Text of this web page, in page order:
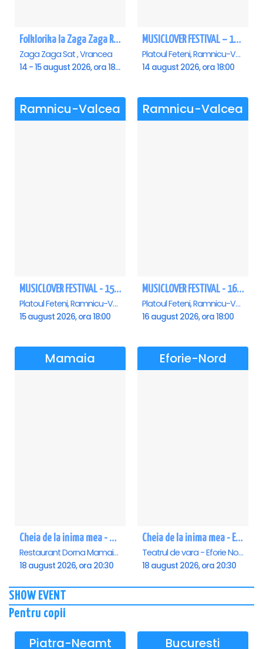
Folklorika la Zaga Zaga Resort
Zaga Zaga Sat , Vrancea
14 - 15 august 2026, ora 18:00
MUSICLOVER FESTIVAL – 14 August – Puya, Johny Romano, Shift, Badd G, DJ Matei & Bogdanov
Platoul Feteni, Ramnicu-Valcea
14 august 2026, ora 18:00
Ramnicu-Valcea
MUSICLOVER FESTIVAL - 15 AUGUST - CONNECT-R, DELIA, RON HEWITT, NICKI M, AURIKA
Platoul Feteni, Ramnicu-Valcea
15 august 2026, ora 18:00
Ramnicu-Valcea
MUSICLOVER FESTIVAL - 16 AUGUST - LEO DE LA ROSIORI SI MARCEL STEFANET & ETHNO REPUBLIC, TUDOR DEEJAY, VARER
Platoul Feteni, Ramnicu-Valcea
16 august 2026, ora 18:00
Mamaia
Cheia de la inima mea - Mamaia
Restaurant Dorna Mamaia, Mamaia
18 august 2026, ora 20:30
Eforie-Nord
Cheia de la inima mea - Eforie Nord
Teatrul de vara - Eforie Nord, Eforie-Nord
18 august 2026, ora 20:30
SHOW EVENT
Pentru copii
Piatra-Neamt Bucuresti